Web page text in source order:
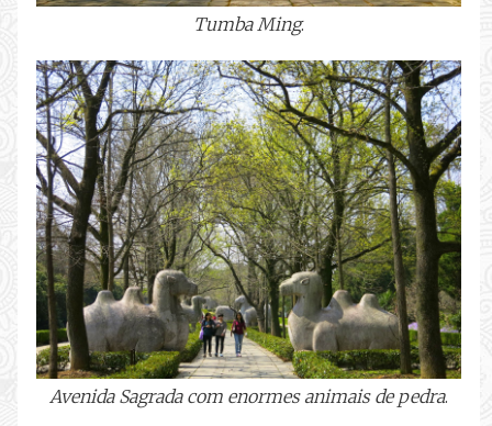
Tumba Ming.
Avenida Sagrada com enormes animais de pedra.